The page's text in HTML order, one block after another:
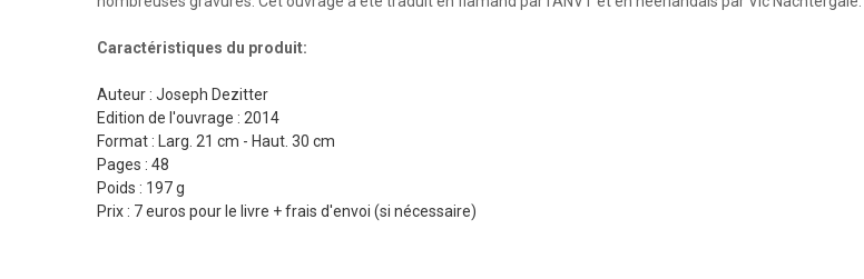
Caractéristiques du produit:
Auteur : Joseph Dezitter
Edition de l'ouvrage : 2014
Format : Larg. 21 cm - Haut. 30 cm
Pages : 48
Poids : 197 g
Prix : 7 euros pour le livre + frais d'envoi (si nécessaire)